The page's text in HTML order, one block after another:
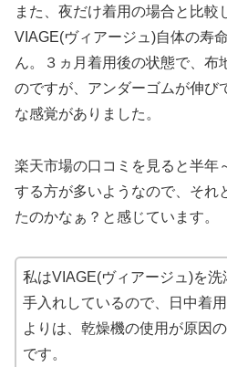
また、夜だけ着用の場合と比較
VIAGE(ヴィアージュ)自体の寿
ん。３ヵ月着用後の状態で、布
のですが、アンダーゴムが伸び
な感覚がありました。
楽天市場の口コミを見ると半年
する方が多いようなので、それ
たのかなぁ？と感じています。
私はVIAGE(ヴィアージュ)を洗
手入れしているので、日中着
よりは、乾燥機の使用が原因
です。